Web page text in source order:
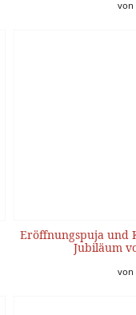
von
Eröffnungspuja und
Jubiläum
von